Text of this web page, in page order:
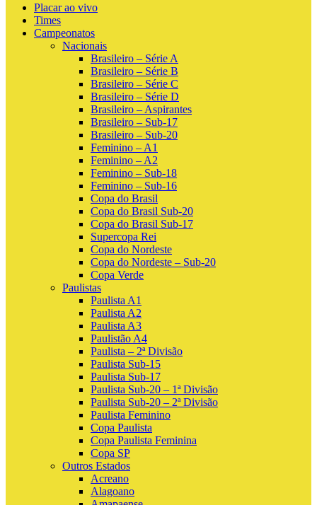
Placar ao vivo
Times
Campeonatos
Nacionais
Brasileiro – Série A
Brasileiro – Série B
Brasileiro – Série C
Brasileiro – Série D
Brasileiro – Aspirantes
Brasileiro – Sub-17
Brasileiro – Sub-20
Feminino – A1
Feminino – A2
Feminino – Sub-18
Feminino – Sub-16
Copa do Brasil
Copa do Brasil Sub-20
Copa do Brasil Sub-17
Supercopa Rei
Copa do Nordeste
Copa do Nordeste – Sub-20
Copa Verde
Paulistas
Paulista A1
Paulista A2
Paulista A3
Paulistão A4
Paulista – 2ª Divisão
Paulista Sub-15
Paulista Sub-17
Paulista Sub-20 – 1ª Divisão
Paulista Sub-20 – 2ª Divisão
Paulista Feminino
Copa Paulista
Copa Paulista Feminina
Copa SP
Outros Estados
Acreano
Alagoano